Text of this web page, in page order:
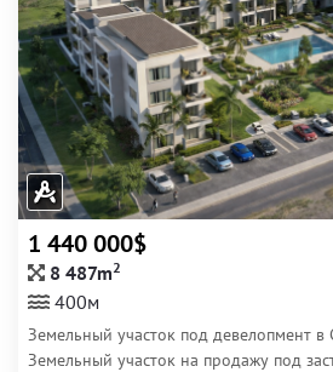
1 440 000$
8 487m2
400м
Земельный участок под девелопмент в
Земельный участок на продажу под